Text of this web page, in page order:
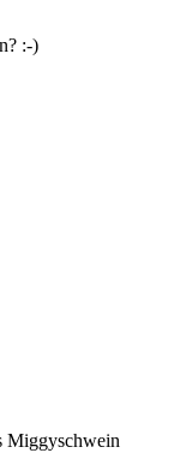
:-)
Miggyschwein